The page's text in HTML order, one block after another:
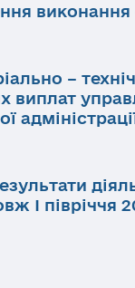
–
виплат
І півріччя